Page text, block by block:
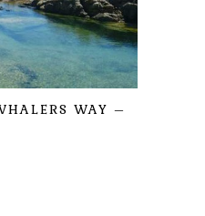
WAY –